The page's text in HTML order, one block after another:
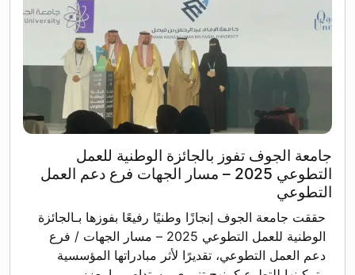
جامعة الجوف تفوز بالجائزة الوطنية للعمل
التطوعي 2025 – مسار الجهات فرع دعم العمل
التطوعي
حققت جامعة الجوف إنجازًا وطنيًا رفيعًا بفوزها بـالجائزة
الوطنية للعمل التطوعي 2025 – مسار الجهات / فرع
دعم العمل التطوعي، تقديرًا لأثر مبادراتها المؤسسية